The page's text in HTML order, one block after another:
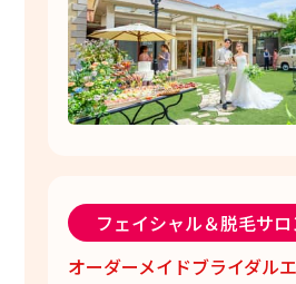
フェイシャル＆脱毛サ
オーダーメイドブライダル